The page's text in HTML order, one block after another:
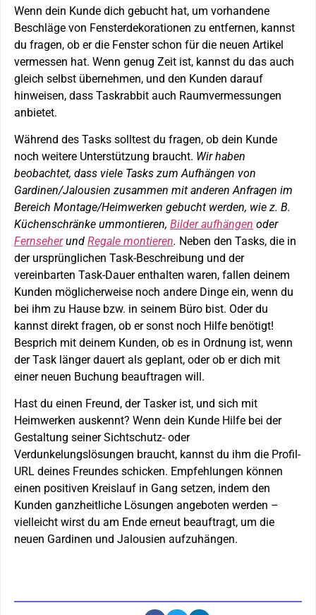
Wenn dein Kunde dich gebucht hat, um vorhandene
Beschläge von Fensterdekorationen zu entfernen, kannst
du fragen, ob er die Fenster schon für die neuen Artikel
vermessen hat. Wenn genug Zeit ist, kannst du das auch
gleich selbst übernehmen, und den Kunden darauf
hinweisen, dass Taskrabbit auch Raumvermessungen
anbietet.
Während des Tasks solltest du fragen, ob dein Kunde
noch weitere Unterstützung braucht. Wir haben
beobachtet, dass viele Tasks zum Aufhängen von
Gardinen/Jalousien zusammen mit anderen Anfragen im
Bereich Montage/Heimwerken gebucht werden, wie z. B.
Küchenschränke ummontieren, Bilder aufhängen oder
Fernseherund Regale montieren. Neben den Tasks, die in
der ursprünglichen Task-Beschreibung und der
vereinbarten Task-Dauer enthalten waren, fallen deinem
Kunden möglicherweise noch andere Dinge ein, wenn du
bei ihm zu Hause bzw. in seinem Büro bist. Oder du
kannst direkt fragen, ob er sonst noch Hilfe benötigt!
Besprich mit deinem Kunden, ob es in Ordnung ist, wenn
der Task länger dauert als geplant, oder ob er dich mit
einer neuen Buchung beauftragen will.
Hast du einen Freund, der Tasker ist, und sich mit
Heimwerken auskennt? Wenn dein Kunde Hilfe bei der
Gestaltung seiner Sichtschutz- oder
Verdunkelungslösungen braucht, kannst du ihm die Profil-
URL deines Freundes schicken. Empfehlungen können
einen positiven Kreislauf in Gang setzen, indem den
Kunden ganzheitliche Lösungen angeboten werden –
vielleicht wirst du am Ende erneut beauftragt, um die
neuen Gardinen und Jalousien aufzuhängen.